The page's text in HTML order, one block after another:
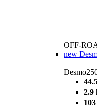
OFF-
new
2.9